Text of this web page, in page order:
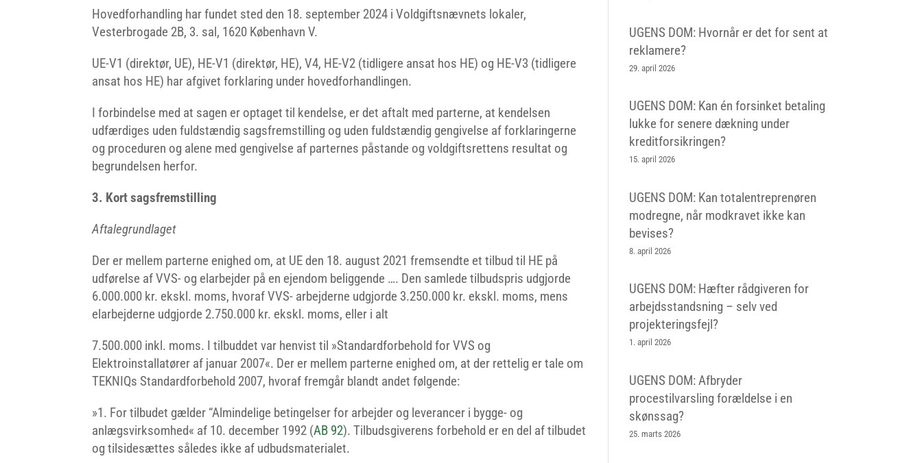
Hovedforhandling har fundet sted den 18. september 2024 i Voldgiftsnævnets lokaler,
Vesterbrogade 2B, 3. sal, 1620 København V.
UE-V1 (direktør, UE), HE-V1 (direktør, HE), V4, HE-V2 (tidligere ansat hos HE) og HE-V3 (tidligere
ansat hos HE) har afgivet forklaring under hovedforhandlingen.
I forbindelse med at sagen er optaget til kendelse, er det aftalt med parterne, at kendelsen
udfærdiges uden fuldstændig sagsfremstilling og uden fuldstændig gengivelse af forklaringerne
og proceduren og alene med gengivelse af parternes påstande og voldgiftsrettens resultat og
begrundelsen herfor.
3. Kort sagsfremstilling
Aftalegrundlaget
Der er mellem parterne enighed om, at UE den 18. august 2021 fremsendte et tilbud til HE på
udførelse af VVS- og elarbejder på en ejendom beliggende …. Den samlede tilbudspris udgjorde
6.000.000 kr. ekskl. moms, hvoraf VVS- arbejderne udgjorde 3.250.000 kr. ekskl. moms, mens
elarbejderne udgjorde 2.750.000 kr. ekskl. moms, eller i alt
7.500.000 inkl. moms. I tilbuddet var henvist til »Standardforbehold for VVS og
Elektroinstallatører af januar 2007«. Der er mellem parterne enighed om, at der rettelig er tale om
TEKNIQs Standardforbehold 2007, hvoraf fremgår blandt andet følgende:
»1. For tilbudet gælder “Almindelige betingelser for arbejder og leverancer i bygge- og
anlægsvirksomhed« af 10. december 1992 (AB 92). Tilbudsgiverens forbehold er en del af tilbudet
og tilsidesættes således ikke af udbudsmaterialet.
UGENS DOM: Hvornår er det for sent at
reklamere?
29. april 2026
UGENS DOM: Kan én forsinket betaling
lukke for senere dækning under
kreditforsikringen?
15. april 2026
UGENS DOM: Kan totalentreprenøren
modregne, når modkravet ikke kan
bevises?
8. april 2026
UGENS DOM: Hæfter rådgiveren for
arbejdsstandsning – selv ved
projekteringsfejl?
1. april 2026
UGENS DOM: Afbryder
procestilvarsling forældelse i en
skønssag?
25. marts 2026